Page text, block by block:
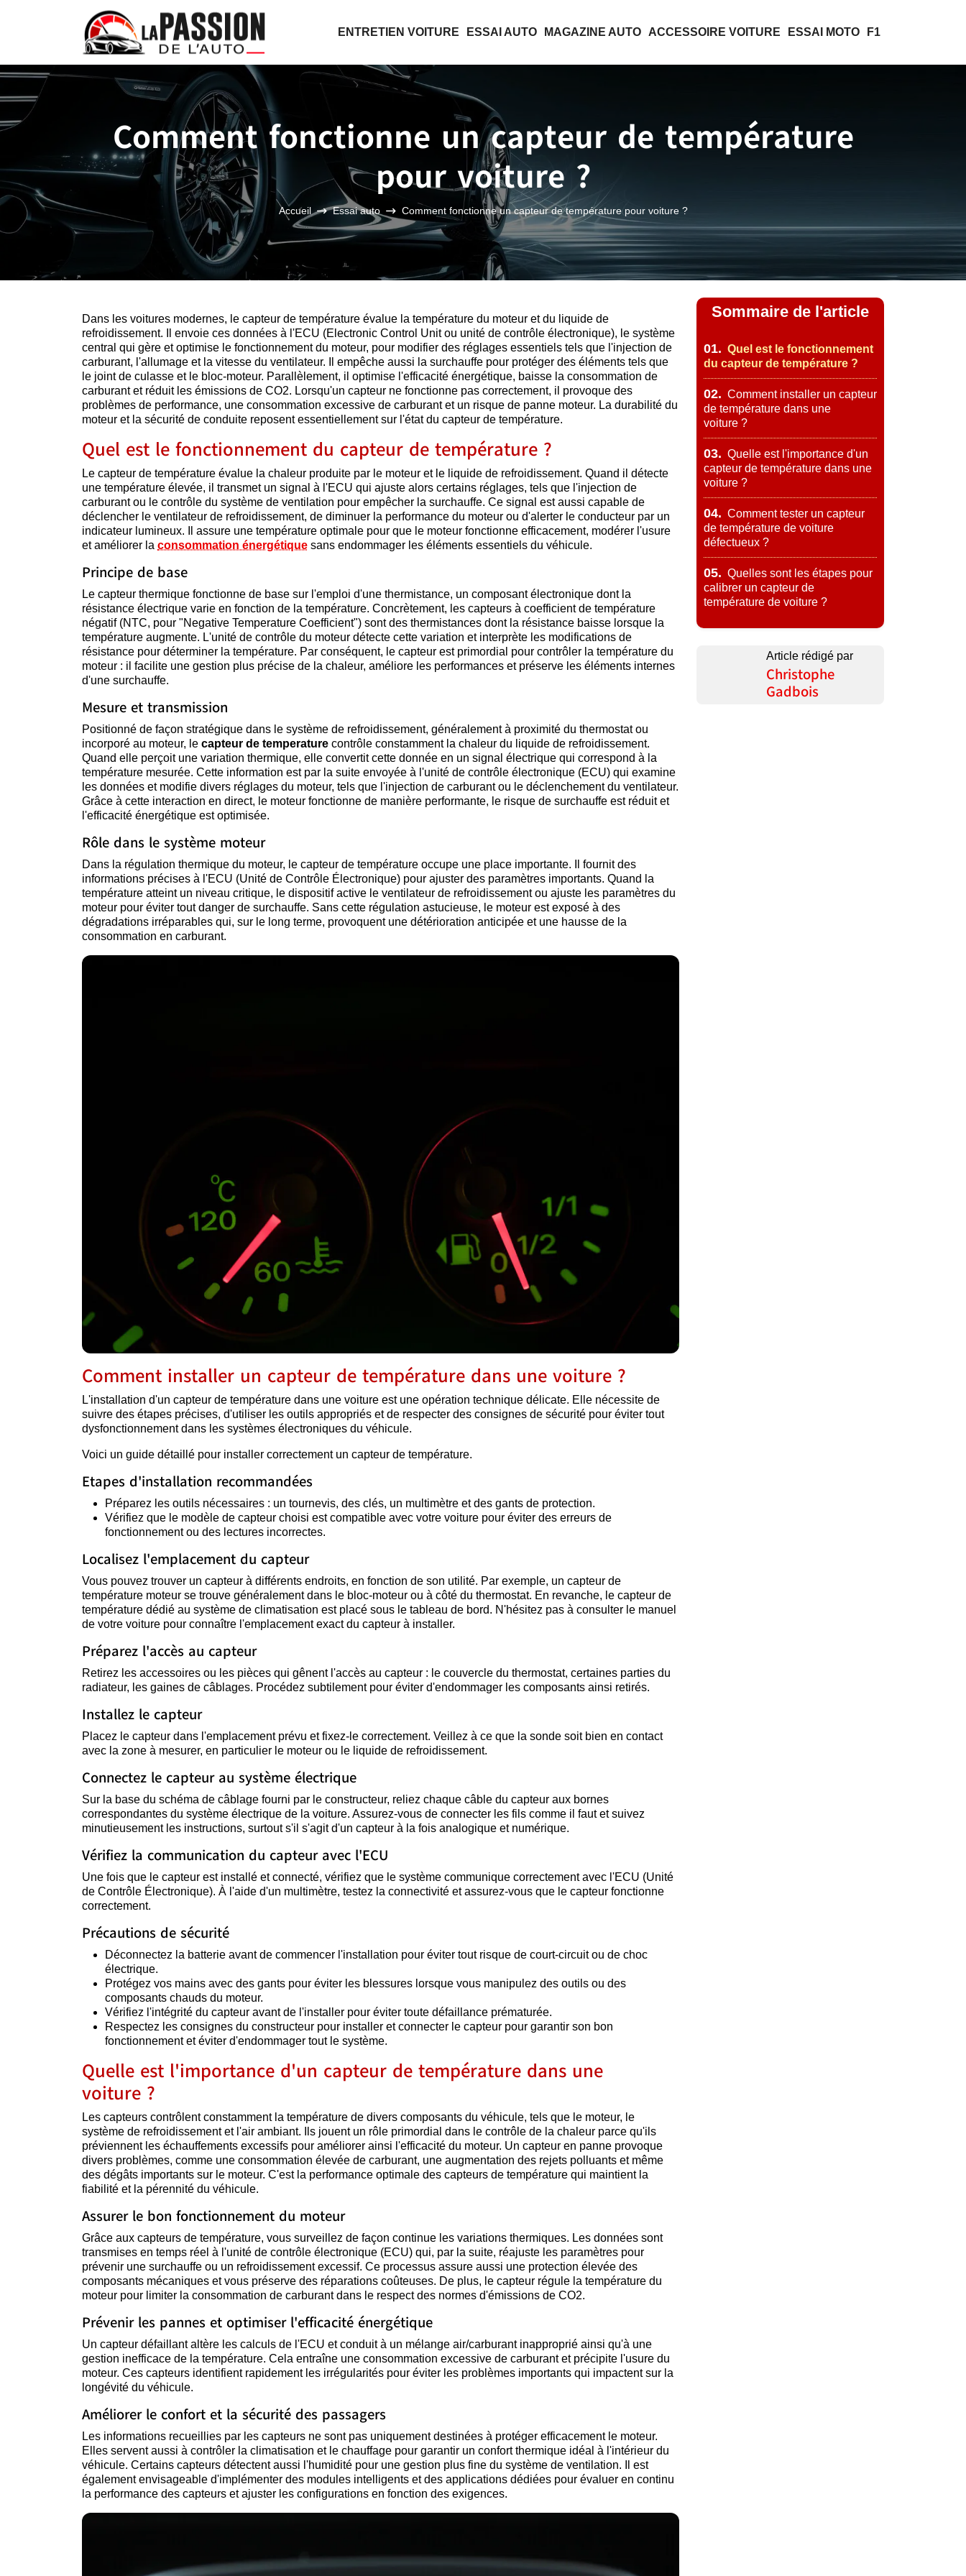
ENTRETIEN VOITURE ESSAI AUTO MAGAZINE AUTO ACCESSOIRE VOITURE ESSAI MOTO F1
Comment fonctionne un capteur de température
pour voiture ?
Accueil Essai auto Comment fonctionne un capteur de température pour voiture ?
Dans les voitures modernes, le capteur de température évalue la température du moteur et du liquide de
refroidissement. Il envoie ces données à l'ECU (Electronic Control Unit ou unité de contrôle électronique), le système
central qui gère et optimise le fonctionnement du moteur, pour modifier des réglages essentiels tels que l'injection de
carburant, l'allumage et la vitesse du ventilateur. Il empêche aussi la surchauffe pour protéger des éléments tels que
le joint de culasse et le bloc-moteur. Parallèlement, il optimise l'efficacité énergétique, baisse la consommation de
carburant et réduit les émissions de CO2. Lorsqu'un capteur ne fonctionne pas correctement, il provoque des
problèmes de performance, une consommation excessive de carburant et un risque de panne moteur. La durabilité du
moteur et la sécurité de conduite reposent essentiellement sur l'état du capteur de température.
Quel est le fonctionnement du capteur de température ?
Le capteur de température évalue la chaleur produite par le moteur et le liquide de refroidissement. Quand il détecte
une température élevée, il transmet un signal à l'ECU qui ajuste alors certains réglages, tels que l'injection de
carburant ou le contrôle du système de ventilation pour empêcher la surchauffe. Ce signal est aussi capable de
déclencher le ventilateur de refroidissement, de diminuer la performance du moteur ou d'alerter le conducteur par un
indicateur lumineux. Il assure une température optimale pour que le moteur fonctionne efficacement, modérer l'usure
et améliorer la consommation énergétique sans endommager les éléments essentiels du véhicule.
Principe de base
Le capteur thermique fonctionne de base sur l'emploi d'une thermistance, un composant électronique dont la
résistance électrique varie en fonction de la température. Concrètement, les capteurs à coefficient de température
négatif (NTC, pour "Negative Temperature Coefficient") sont des thermistances dont la résistance baisse lorsque la
température augmente. L'unité de contrôle du moteur détecte cette variation et interprète les modifications de
résistance pour déterminer la température. Par conséquent, le capteur est primordial pour contrôler la température du
moteur : il facilite une gestion plus précise de la chaleur, améliore les performances et préserve les éléments internes
d'une surchauffe.
Mesure et transmission
Positionné de façon stratégique dans le système de refroidissement, généralement à proximité du thermostat ou
incorporé au moteur, le capteur de temperature contrôle constamment la chaleur du liquide de refroidissement.
Quand elle perçoit une variation thermique, elle convertit cette donnée en un signal électrique qui correspond à la
température mesurée. Cette information est par la suite envoyée à l'unité de contrôle électronique (ECU) qui examine
les données et modifie divers réglages du moteur, tels que l'injection de carburant ou le déclenchement du ventilateur.
Grâce à cette interaction en direct, le moteur fonctionne de manière performante, le risque de surchauffe est réduit et
l'efficacité énergétique est optimisée.
Rôle dans le système moteur
Dans la régulation thermique du moteur, le capteur de température occupe une place importante. Il fournit des
informations précises à l'ECU (Unité de Contrôle Électronique) pour ajuster des paramètres importants. Quand la
température atteint un niveau critique, le dispositif active le ventilateur de refroidissement ou ajuste les paramètres du
moteur pour éviter tout danger de surchauffe. Sans cette régulation astucieuse, le moteur est exposé à des
dégradations irréparables qui, sur le long terme, provoquent une détérioration anticipée et une hausse de la
consommation en carburant.
Comment installer un capteur de température dans une voiture ?
L'installation d'un capteur de température dans une voiture est une opération technique délicate. Elle nécessite de
suivre des étapes précises, d'utiliser les outils appropriés et de respecter des consignes de sécurité pour éviter tout
dysfonctionnement dans les systèmes électroniques du véhicule.
Voici un guide détaillé pour installer correctement un capteur de température.
Etapes d'installation recommandées
Préparez les outils nécessaires : un tournevis, des clés, un multimètre et des gants de protection.
Vérifiez que le modèle de capteur choisi est compatible avec votre voiture pour éviter des erreurs de
fonctionnement ou des lectures incorrectes.
Localisez l'emplacement du capteur
Vous pouvez trouver un capteur à différents endroits, en fonction de son utilité. Par exemple, un capteur de
température moteur se trouve généralement dans le bloc-moteur ou à côté du thermostat. En revanche, le capteur de
température dédié au système de climatisation est placé sous le tableau de bord. N'hésitez pas à consulter le manuel
de votre voiture pour connaître l'emplacement exact du capteur à installer.
Préparez l'accès au capteur
Retirez les accessoires ou les pièces qui gênent l'accès au capteur : le couvercle du thermostat, certaines parties du
radiateur, les gaines de câblages. Procédez subtilement pour éviter d'endommager les composants ainsi retirés.
Installez le capteur
Placez le capteur dans l'emplacement prévu et fixez-le correctement. Veillez à ce que la sonde soit bien en contact
avec la zone à mesurer, en particulier le moteur ou le liquide de refroidissement.
Connectez le capteur au système électrique
Sur la base du schéma de câblage fourni par le constructeur, reliez chaque câble du capteur aux bornes
correspondantes du système électrique de la voiture. Assurez-vous de connecter les fils comme il faut et suivez
minutieusement les instructions, surtout s'il s'agit d'un capteur à la fois analogique et numérique.
Vérifiez la communication du capteur avec l'ECU
Une fois que le capteur est installé et connecté, vérifiez que le système communique correctement avec l'ECU (Unité
de Contrôle Électronique). À l'aide d'un multimètre, testez la connectivité et assurez-vous que le capteur fonctionne
correctement.
Précautions de sécurité
Déconnectez la batterie avant de commencer l'installation pour éviter tout risque de court-circuit ou de choc
électrique.
Protégez vos mains avec des gants pour éviter les blessures lorsque vous manipulez des outils ou des
composants chauds du moteur.
Vérifiez l'intégrité du capteur avant de l'installer pour éviter toute défaillance prématurée.
Respectez les consignes du constructeur pour installer et connecter le capteur pour garantir son bon
fonctionnement et éviter d'endommager tout le système.
Quelle est l'importance d'un capteur de température dans une
voiture ?
Les capteurs contrôlent constamment la température de divers composants du véhicule, tels que le moteur, le
système de refroidissement et l'air ambiant. Ils jouent un rôle primordial dans le contrôle de la chaleur parce qu'ils
préviennent les échauffements excessifs pour améliorer ainsi l'efficacité du moteur. Un capteur en panne provoque
divers problèmes, comme une consommation élevée de carburant, une augmentation des rejets polluants et même
des dégâts importants sur le moteur. C'est la performance optimale des capteurs de température qui maintient la
fiabilité et la pérennité du véhicule.
Assurer le bon fonctionnement du moteur
Grâce aux capteurs de température, vous surveillez de façon continue les variations thermiques. Les données sont
transmises en temps réel à l'unité de contrôle électronique (ECU) qui, par la suite, réajuste les paramètres pour
prévenir une surchauffe ou un refroidissement excessif. Ce processus assure aussi une protection élevée des
composants mécaniques et vous préserve des réparations coûteuses. De plus, le capteur régule la température du
moteur pour limiter la consommation de carburant dans le respect des normes d'émissions de CO2.
Prévenir les pannes et optimiser l'efficacité énergétique
Un capteur défaillant altère les calculs de l'ECU et conduit à un mélange air/carburant inapproprié ainsi qu'à une
gestion inefficace de la température. Cela entraîne une consommation excessive de carburant et précipite l'usure du
moteur. Ces capteurs identifient rapidement les irrégularités pour éviter les problèmes importants qui impactent sur la
longévité du véhicule.
Améliorer le confort et la sécurité des passagers
Les informations recueillies par les capteurs ne sont pas uniquement destinées à protéger efficacement le moteur.
Elles servent aussi à contrôler la climatisation et le chauffage pour garantir un confort thermique idéal à l'intérieur du
véhicule. Certains capteurs détectent aussi l'humidité pour une gestion plus fine du système de ventilation. Il est
également envisageable d'implémenter des modules intelligents et des applications dédiées pour évaluer en continu
la performance des capteurs et ajuster les configurations en fonction des exigences.
Sommaire de l'article
01. Quel est le fonctionnement
du capteur de température ?
02. Comment installer un capteur
de température dans une
voiture ?
03. Quelle est l'importance d'un
capteur de température dans une
voiture ?
04. Comment tester un capteur
de température de voiture
défectueux ?
05. Quelles sont les étapes pour
calibrer un capteur de
température de voiture ?
Article rédigé par
Christophe
Gadbois